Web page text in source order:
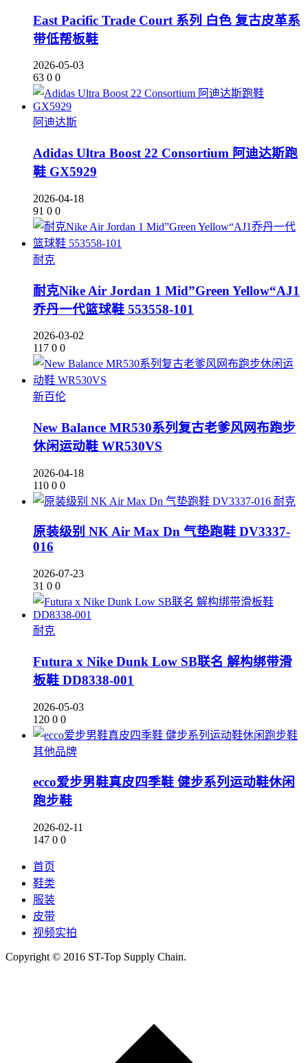
East Pacific Trade Court 系列 白色 复古皮革系
带低帮板鞋
2026-05-03
63 0 0
阿迪达斯
Adidas Ultra Boost 22 Consortium 阿迪达斯跑
鞋 GX5929
2026-04-18
91 0 0
耐克
耐克Nike Air Jordan 1 Mid”Green Yellow“AJ1
乔丹一代篮球鞋 553558-101
2026-03-02
117 0 0
新百伦
New Balance MR530系列复古老爹风网布跑步
休闲运动鞋 WR530VS
2026-04-18
110 0 0
耐克
原装级别 NK Air Max Dn 气垫跑鞋 DV3337-
016
2026-07-23
31 0 0
耐克
Futura x Nike Dunk Low SB联名 解构绑带滑
板鞋 DD8338-001
2026-05-03
120 0 0
其他品牌
ecco爱步男鞋真皮四季鞋 健步系列运动鞋休闲
跑步鞋
2026-02-11
147 0 0
首页
鞋类
服装
皮带
视频实拍
Copyright © 2016 ST-Top Supply Chain.